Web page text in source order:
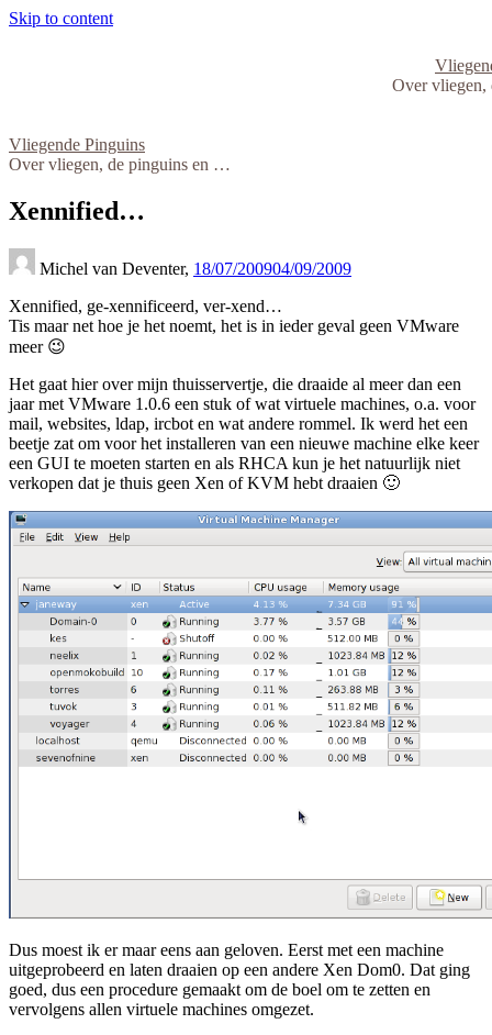
Skip to content
Over
Vliegende Pinguins
Over vliegen, de pinguins en …
Xennified…
Michel van Deventer, 18/07/200904/09/2009
Xennified, ge-xennificeerd, ver-xend…
Tis maar net hoe je het noemt, het is in ieder geval geen VMware
meer 😉
Het gaat hier over mijn thuisservertje, die draaide al meer dan een
jaar met VMware 1.0.6 een stuk of wat virtuele machines, o.a. voor
mail, websites, ldap, ircbot en wat andere rommel. Ik werd het een
beetje zat om voor het installeren van een nieuwe machine elke keer
een GUI te moeten starten en als RHCA kun je het natuurlijk niet
verkopen dat je thuis geen Xen of KVM hebt draaien 🙂
Dus moest ik er maar eens aan geloven. Eerst met een machine
uitgeprobeerd en laten draaien op een andere Xen Dom0. Dat ging
goed, dus een procedure gemaakt om de boel om te zetten en
vervolgens allen virtuele machines omgezet.